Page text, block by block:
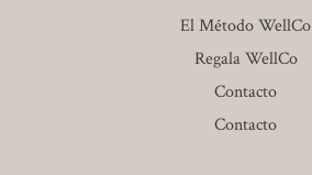
El Método WellCo
Regala WellCo
Contacto
Contacto